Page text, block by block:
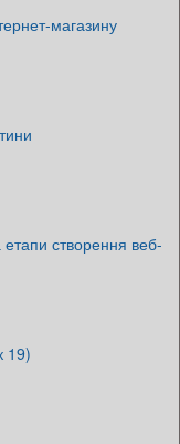
етапи створення веб-
19)